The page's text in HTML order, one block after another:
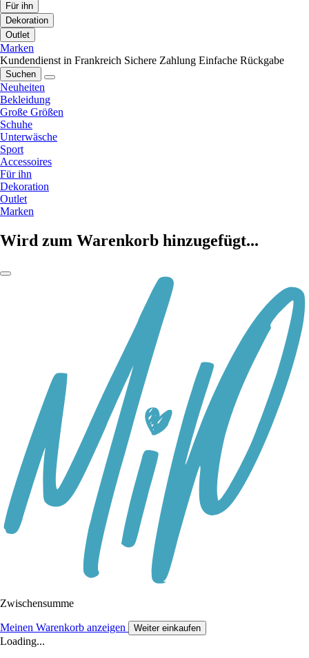
Für ihn
Dekoration
Outlet
Marken
Kundendienst in Frankreich Sichere Zahlung Einfache Rückgabe
Suchen
Neuheiten
Bekleidung
Große Größen
Schuhe
Unterwäsche
Sport
Accessoires
Für ihn
Dekoration
Outlet
Marken
Wird zum Warenkorb hinzugefügt...
Zwischensumme
Meinen Warenkorb anzeigen Weiter einkaufen
Loading...